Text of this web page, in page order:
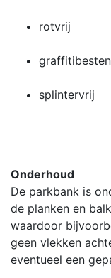
rotvrij
splintervrij
Onderhoud
De parkbank is
de planken en
waardoor
geen vlekken
eventueel een